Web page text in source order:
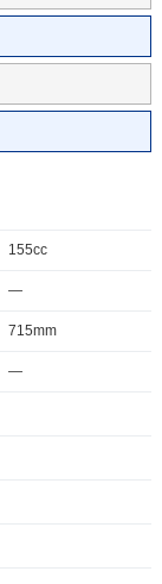
155cc
―
715mm
―